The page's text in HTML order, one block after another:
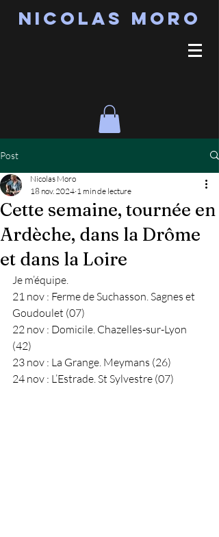
Nicolas MORO
Post
Cette semaine, tournée en
Ardèche, dans la Drôme
et dans la Loire
Nicolas Moro
18 nov. 2024 1 min de lecture
Je m’équipe.
21 nov : Ferme de Suchasson. Sagnes et
Goudoulet (07)
22 nov : Domicile. Chazelles-sur-Lyon
(42)
23 nov : La Grange. Meymans (26)
24 nov : L’Estrade. St Sylvestre (07)